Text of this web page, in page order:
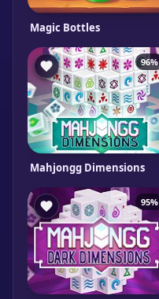
Magic Bottles
96%
Mahjongg Dimensions
95%